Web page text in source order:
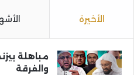
الأخيرة
مباهلة
والفرقة